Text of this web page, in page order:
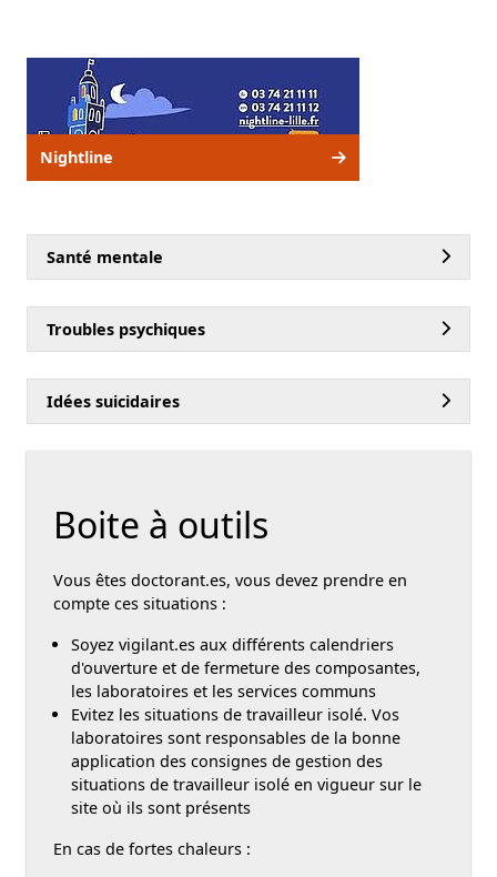
Nightline
Santé mentale
Troubles psychiques
Idées suicidaires
Boite à outils
Vous êtes doctorant.es, vous devez prendre en
compte ces situations :
Soyez vigilant.es aux différents calendriers
d'ouverture et de fermeture des composantes,
les laboratoires et les services communs
Evitez les situations de travailleur isolé. Vos
laboratoires sont responsables de la bonne
application des consignes de gestion des
situations de travailleur isolé en vigueur sur le
site où ils sont présents
En cas de fortes chaleurs :